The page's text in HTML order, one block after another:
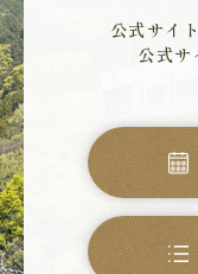
公式サイ
公式サ